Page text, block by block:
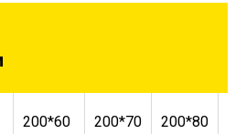
200*60 200*70 200*80